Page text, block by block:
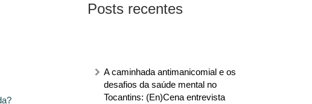
Posts recentes
A caminhada antimanicomial e os
desafios da saúde mental no
Tocantins: (En)Cena entrevista